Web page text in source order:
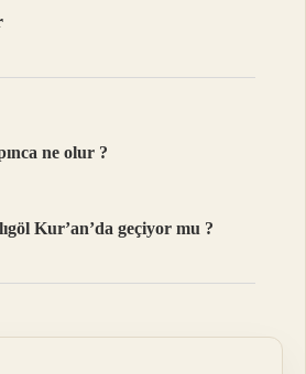
ne olur ?
Kur’an’da geçiyor mu ?